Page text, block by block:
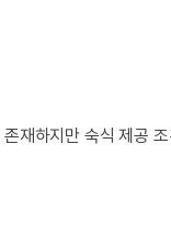
재하지만 숙식 제공